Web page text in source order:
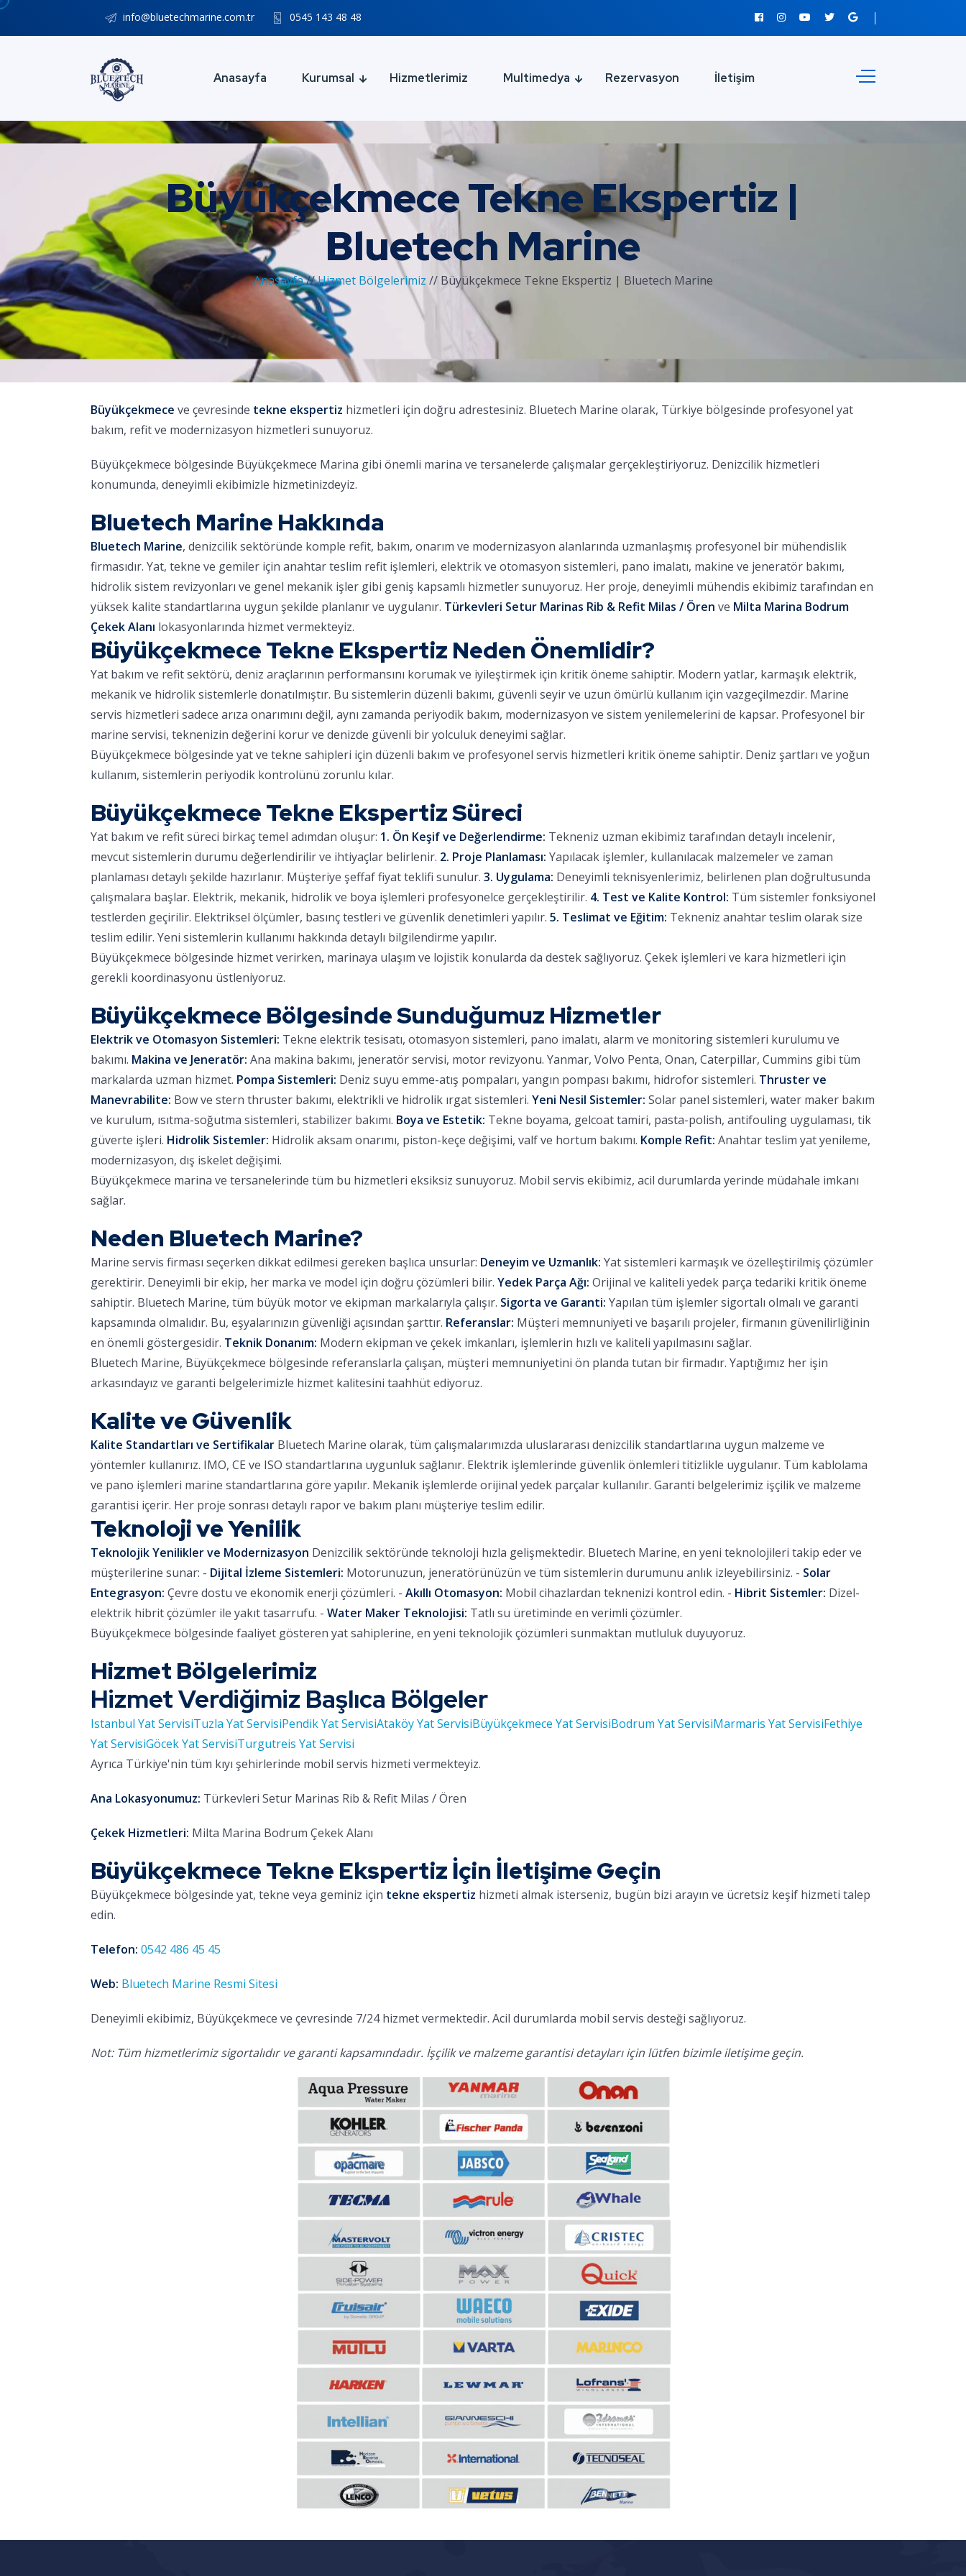
info@bluetechmarine.com.tr 0545 143 48 48
Anasayfa Kurumsal Hizmetlerimiz Multimedya Rezervasyon İletişim
Büyükçekmece Tekne Ekspertiz |
Bluetech Marine
Anasayfa//Hizmet Bölgelerimiz // Büyükçekmece Tekne Ekspertiz | Bluetech Marine
Büyükçekmece ve çevresinde tekne ekspertiz hizmetleri için doğru adrestesiniz. Bluetech Marine olarak, Türkiye bölgesinde profesyonel yat
bakım, refit ve modernizasyon hizmetleri sunuyoruz.
Büyükçekmece bölgesinde Büyükçekmece Marina gibi önemli marina ve tersanelerde çalışmalar gerçekleştiriyoruz. Denizcilik hizmetleri
konumunda, deneyimli ekibimizle hizmetinizdeyiz.
Bluetech Marine Hakkında
Bluetech Marine, denizcilik sektöründe komple refit, bakım, onarım ve modernizasyon alanlarında uzmanlaşmış profesyonel bir mühendislik
firmasıdır. Yat, tekne ve gemiler için anahtar teslim refit işlemleri, elektrik ve otomasyon sistemleri, pano imalatı, makine ve jeneratör bakımı,
hidrolik sistem revizyonları ve genel mekanik işler gibi geniş kapsamlı hizmetler sunuyoruz. Her proje, deneyimli mühendis ekibimiz tarafından en
yüksek kalite standartlarına uygun şekilde planlanır ve uygulanır. Türkevleri Setur Marinas Rib & Refit Milas / Ören ve Milta Marina Bodrum
Çekek Alanı lokasyonlarında hizmet vermekteyiz.
Büyükçekmece Tekne Ekspertiz Neden Önemlidir?
Yat bakım ve refit sektörü, deniz araçlarının performansını korumak ve iyileştirmek için kritik öneme sahiptir. Modern yatlar, karmaşık elektrik,
mekanik ve hidrolik sistemlerle donatılmıştır. Bu sistemlerin düzenli bakımı, güvenli seyir ve uzun ömürlü kullanım için vazgeçilmezdir. Marine
servis hizmetleri sadece arıza onarımını değil, aynı zamanda periyodik bakım, modernizasyon ve sistem yenilemelerini de kapsar. Profesyonel bir
marine servisi, teknenizin değerini korur ve denizde güvenli bir yolculuk deneyimi sağlar.
Büyükçekmece bölgesinde yat ve tekne sahipleri için düzenli bakım ve profesyonel servis hizmetleri kritik öneme sahiptir. Deniz şartları ve yoğun
kullanım, sistemlerin periyodik kontrolünü zorunlu kılar.
Büyükçekmece Tekne Ekspertiz Süreci
Yat bakım ve refit süreci birkaç temel adımdan oluşur: 1. Ön Keşif ve Değerlendirme: Tekneniz uzman ekibimiz tarafından detaylı incelenir,
mevcut sistemlerin durumu değerlendirilir ve ihtiyaçlar belirlenir. 2. Proje Planlaması: Yapılacak işlemler, kullanılacak malzemeler ve zaman
planlaması detaylı şekilde hazırlanır. Müşteriye şeffaf fiyat teklifi sunulur. 3. Uygulama: Deneyimli teknisyenlerimiz, belirlenen plan doğrultusunda
çalışmalara başlar. Elektrik, mekanik, hidrolik ve boya işlemleri profesyonelce gerçekleştirilir. 4. Test ve Kalite Kontrol: Tüm sistemler fonksiyonel
testlerden geçirilir. Elektriksel ölçümler, basınç testleri ve güvenlik denetimleri yapılır. 5. Teslimat ve Eğitim: Tekneniz anahtar teslim olarak size
teslim edilir. Yeni sistemlerin kullanımı hakkında detaylı bilgilendirme yapılır.
Büyükçekmece bölgesinde hizmet verirken, marinaya ulaşım ve lojistik konularda da destek sağlıyoruz. Çekek işlemleri ve kara hizmetleri için
gerekli koordinasyonu üstleniyoruz.
Büyükçekmece Bölgesinde Sunduğumuz Hizmetler
Elektrik ve Otomasyon Sistemleri: Tekne elektrik tesisatı, otomasyon sistemleri, pano imalatı, alarm ve monitoring sistemleri kurulumu ve
bakımı. Makina ve Jeneratör: Ana makina bakımı, jeneratör servisi, motor revizyonu. Yanmar, Volvo Penta, Onan, Caterpillar, Cummins gibi tüm
markalarda uzman hizmet. Pompa Sistemleri: Deniz suyu emme-atış pompaları, yangın pompası bakımı, hidrofor sistemleri. Thruster ve
Manevrabilite: Bow ve stern thruster bakımı, elektrikli ve hidrolik ırgat sistemleri. Yeni Nesil Sistemler: Solar panel sistemleri, water maker bakım
ve kurulum, ısıtma-soğutma sistemleri, stabilizer bakımı. Boya ve Estetik: Tekne boyama, gelcoat tamiri, pasta-polish, antifouling uygulaması, tik
güverte işleri. Hidrolik Sistemler: Hidrolik aksam onarımı, piston-keçe değişimi, valf ve hortum bakımı. Komple Refit: Anahtar teslim yat yenileme,
modernizasyon, dış iskelet değişimi.
Büyükçekmece marina ve tersanelerinde tüm bu hizmetleri eksiksiz sunuyoruz. Mobil servis ekibimiz, acil durumlarda yerinde müdahale imkanı
sağlar.
Neden Bluetech Marine?
Marine servis firması seçerken dikkat edilmesi gereken başlıca unsurlar: Deneyim ve Uzmanlık: Yat sistemleri karmaşık ve özelleştirilmiş çözümler
gerektirir. Deneyimli bir ekip, her marka ve model için doğru çözümleri bilir. Yedek Parça Ağı: Orijinal ve kaliteli yedek parça tedariki kritik öneme
sahiptir. Bluetech Marine, tüm büyük motor ve ekipman markalarıyla çalışır. Sigorta ve Garanti: Yapılan tüm işlemler sigortalı olmalı ve garanti
kapsamında olmalıdır. Bu, eşyalarınızın güvenliği açısından şarttır. Referanslar: Müşteri memnuniyeti ve başarılı projeler, firmanın güvenilirliğinin
en önemli göstergesidir. Teknik Donanım: Modern ekipman ve çekek imkanları, işlemlerin hızlı ve kaliteli yapılmasını sağlar.
Bluetech Marine, Büyükçekmece bölgesinde referanslarla çalışan, müşteri memnuniyetini ön planda tutan bir firmadır. Yaptığımız her işin
arkasındayız ve garanti belgelerimizle hizmet kalitesini taahhüt ediyoruz.
Kalite ve Güvenlik
Kalite Standartları ve Sertifikalar Bluetech Marine olarak, tüm çalışmalarımızda uluslararası denizcilik standartlarına uygun malzeme ve
yöntemler kullanırız. IMO, CE ve ISO standartlarına uygunluk sağlanır. Elektrik işlemlerinde güvenlik önlemleri titizlikle uygulanır. Tüm kablolama
ve pano işlemleri marine standartlarına göre yapılır. Mekanik işlemlerde orijinal yedek parçalar kullanılır. Garanti belgelerimiz işçilik ve malzeme
garantisi içerir. Her proje sonrası detaylı rapor ve bakım planı müşteriye teslim edilir.
Teknoloji ve Yenilik
Teknolojik Yenilikler ve Modernizasyon Denizcilik sektöründe teknoloji hızla gelişmektedir. Bluetech Marine, en yeni teknolojileri takip eder ve
müşterilerine sunar: - Dijital İzleme Sistemleri: Motorunuzun, jeneratörünüzün ve tüm sistemlerin durumunu anlık izleyebilirsiniz. - Solar
Entegrasyon: Çevre dostu ve ekonomik enerji çözümleri. - Akıllı Otomasyon: Mobil cihazlardan teknenizi kontrol edin. - Hibrit Sistemler: Dizel-
elektrik hibrit çözümler ile yakıt tasarrufu. - Water Maker Teknolojisi: Tatlı su üretiminde en verimli çözümler.
Büyükçekmece bölgesinde faaliyet gösteren yat sahiplerine, en yeni teknolojik çözümleri sunmaktan mutluluk duyuyoruz.
Hizmet Bölgelerimiz
Hizmet Verdiğimiz Başlıca Bölgeler
Istanbul Yat ServisiTuzla Yat ServisiPendik Yat ServisiAtaköy Yat ServisiBüyükçekmece Yat ServisiBodrum Yat ServisiMarmaris Yat ServisiFethiye
Yat ServisiGöcek Yat ServisiTurgutreis Yat Servisi
Ayrıca Türkiye'nin tüm kıyı şehirlerinde mobil servis hizmeti vermekteyiz.
Ana Lokasyonumuz: Türkevleri Setur Marinas Rib & Refit Milas / Ören
Çekek Hizmetleri: Milta Marina Bodrum Çekek Alanı
Büyükçekmece Tekne Ekspertiz İçin İletişime Geçin
Büyükçekmece bölgesinde yat, tekne veya geminiz için tekne ekspertiz hizmeti almak isterseniz, bugün bizi arayın ve ücretsiz keşif hizmeti talep
edin.
Telefon: 0542 486 45 45
Web: Bluetech Marine Resmi Sitesi
Deneyimli ekibimiz, Büyükçekmece ve çevresinde 7/24 hizmet vermektedir. Acil durumlarda mobil servis desteği sağlıyoruz.
Not: Tüm hizmetlerimiz sigortalıdır ve garanti kapsamındadır. İşçilik ve malzeme garantisi detayları için lütfen bizimle iletişime geçin.